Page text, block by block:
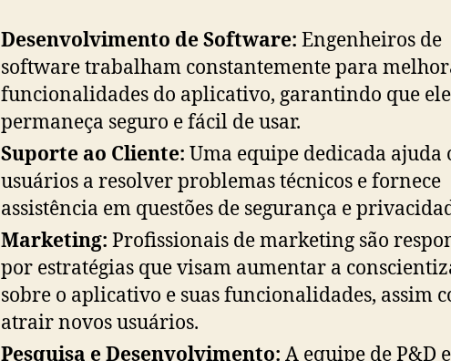
Desenvolvimento de Software: Engenheiros de
software trabalham constantemente para
funcionalidades do aplicativo, garantindo que ele
permaneça seguro e fácil de usar.
Suporte ao Cliente: Uma equipe dedicada ajuda
usuários a resolver problemas técnicos e fornece
assistência em questões de segurança e
Marketing: Profissionais de marketing são
por estratégias que visam aumentar a
sobre o aplicativo e suas funcionalidades, assim
atrair novos usuários.
Pesquisa e Desenvolvimento: A equipe de P&D